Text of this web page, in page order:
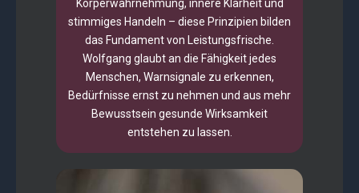
Körperwahrnehmung, innere Klarheit und
stimmiges Handeln – diese Prinzipien bilden
das Fundament von Leistungsfrische.
Wolfgang glaubt an die Fähigkeit jedes
Menschen, Warnsignale zu erkennen,
Bedürfnisse ernst zu nehmen und aus mehr
Bewusstsein gesunde Wirksamkeit
entstehen zu lassen.